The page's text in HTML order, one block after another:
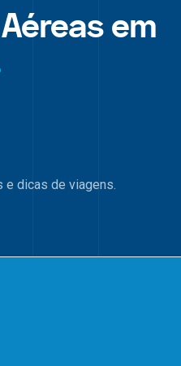
em
e dicas de viagens.